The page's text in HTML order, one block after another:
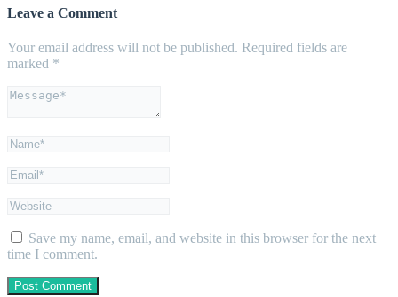
Leave a Comment
Your email address will not be published. Required fields are
marked *
Save my name, email, and website in this browser for the next
time I comment.